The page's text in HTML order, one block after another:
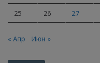
25 26 27
« Апр Июн »